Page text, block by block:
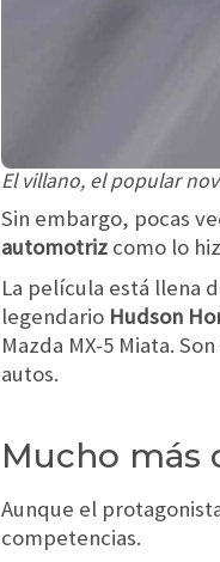
El villano, el popular
Sin embargo, pocas
automotriz como lo
La película está llena
legendario Hudson
Mazda MX-5 Miata.
autos.
Mucho más
Aunque el
competencias.